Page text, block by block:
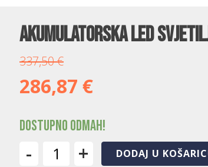
Akumulatorska LED
337,50€
286,87 €
Dostupno odmah!
- + DODAJ U